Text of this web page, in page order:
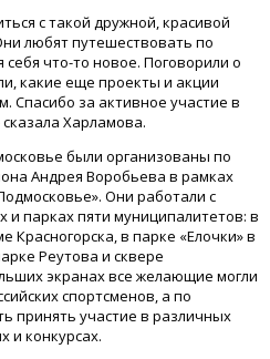
с такой дружной, красивой
любят путешествовать по
что-то новое. Поговорили о
какие еще проекты и акции
Спасибо за активное участие в
Харламова.
были организованы по
Андрея Воробьева в рамках
Они работали с
и парках пяти муниципалитетов: в
в парке «Елочки» в
Реутова и сквере
экранах все желающие могли
спортсменов, а по
принять участие в различных
и конкурсах.